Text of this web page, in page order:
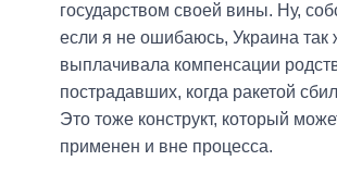
государством своей вины. Ну,
если я не ошибаюсь, Украина так
выплачивала компенсации
пострадавших, когда ракетой
Это тоже конструкт, который
применен и вне процесса.